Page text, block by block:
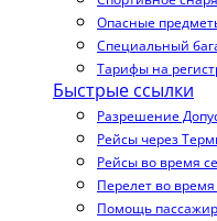
Опасные
Специальный
Тарифы на
Быстрые ссылки
Разрешение
Рейсы через
Рейсы во время
Перелет во
Помощь